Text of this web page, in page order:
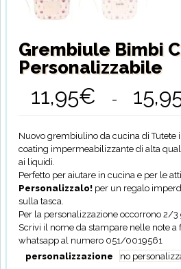
Grembiule Bimbi
Personalizzabile
11,95€ -
Nuovo grembiulino da cucina di Tutete
coating impermeabilizzante di alta
ai liquidi.
Perfetto per aiutare in cucina e per le
Personalizzalo! per un regalo
sulla tasca.
Per la personalizzazione occorrono 2/3
Scrivi il nome da stampare nelle note a
whatsapp al numero 051/0019561
personalizzazione